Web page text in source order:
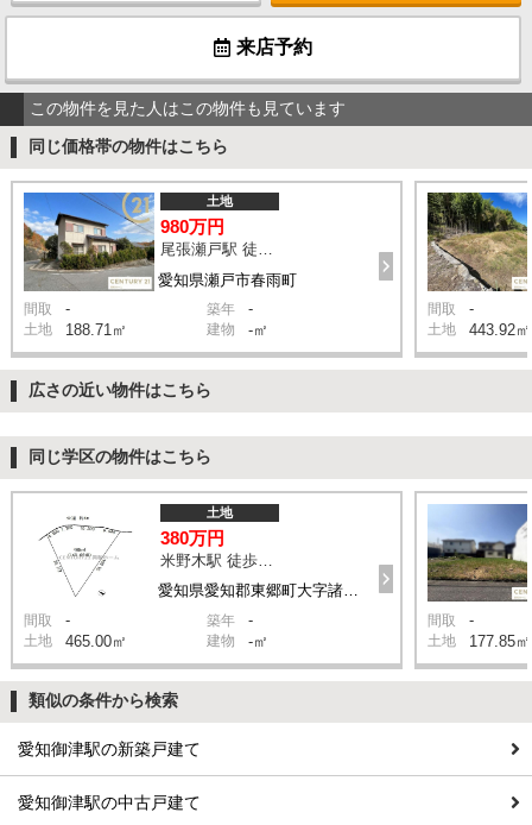
来店予約
この物件を見た人はこの物件も見ています
同じ価格帯の物件はこちら
愛知県瀬戸市春雨町
土地
980万円
尾張瀬戸駅 徒歩24分
間取 - 築年 -
土地 188.71㎡ 建物 -㎡
間取 -
土地 443.92㎡
広さの近い物件はこちら
同じ学区の物件はこちら
土地
380万円
間取 - 築年 -
土地 465.00㎡ 建物 -㎡
間取 -
土地 177.85㎡
類似の条件から検索
愛知御津駅の新築戸建て
愛知御津駅の中古戸建て